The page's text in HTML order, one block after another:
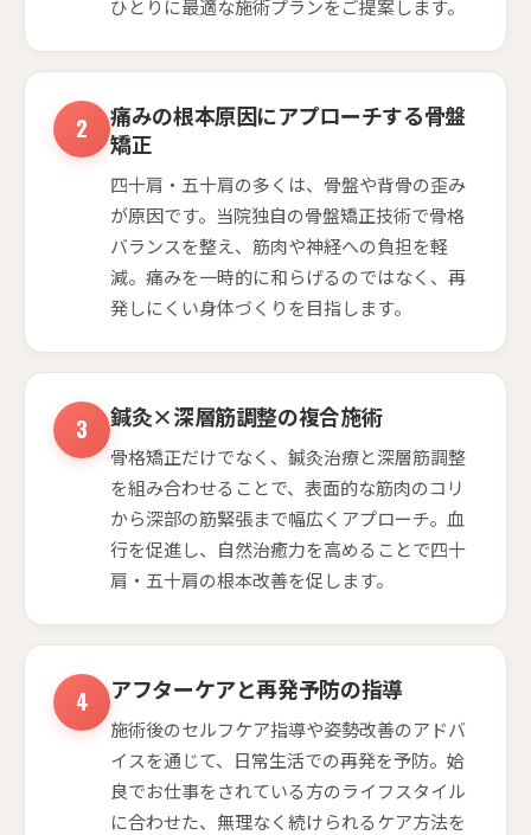
ひとりに最適な施術プランをご提案します。
痛みの根本原因にアプローチする骨盤
矯正
四十肩・五十肩の多くは、骨盤や背骨の歪み
が原因です。当院独自の骨盤矯正技術で骨格
バランスを整え、筋肉や神経への負担を軽
減。痛みを一時的に和らげるのではなく、再
発しにくい身体づくりを目指します。
鍼灸×深層筋調整の複合施術
骨格矯正だけでなく、鍼灸治療と深層筋調整
を組み合わせることで、表面的な筋肉のコリ
から深部の筋緊張まで幅広くアプローチ。血
行を促進し、自然治癒力を高めることで四十
肩・五十肩の根本改善を促します。
アフターケアと再発予防の指導
施術後のセルフケア指導や姿勢改善のアドバ
イスを通じて、日常生活での再発を予防。姶
良でお仕事をされている方のライフスタイル
に合わせた、無理なく続けられるケア方法を